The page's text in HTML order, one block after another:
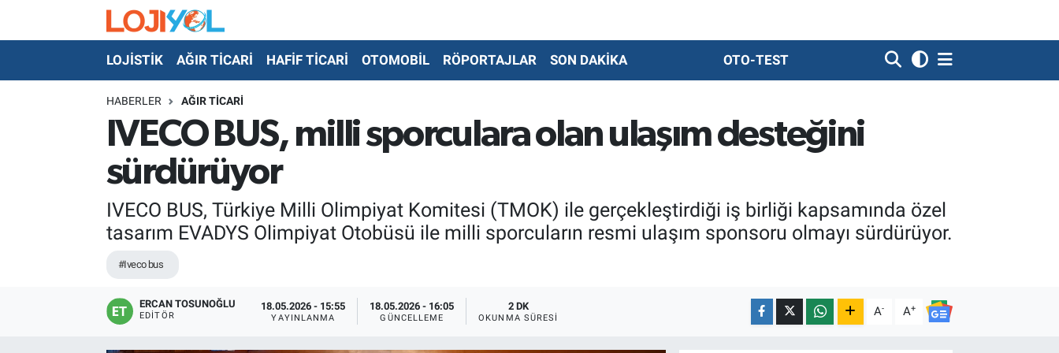
LOJİSTİK AĞIR TİCARİ HAFİF TİCARİ OTOMOBİL RÖPORTAJLAR SON DAKİKA OTO-TEST
HABERLER AĞIR TİCARİ
IVECO BUS, milli sporculara olan ulaşım desteğini
sürdürüyor
IVECO BUS, Türkiye Milli Olimpiyat Komitesi (TMOK) ile gerçekleştirdiği iş birliği kapsamında özel
tasarım EVADYS Olimpiyat Otobüsü ile milli sporcuların resmi ulaşım sponsoru olmayı sürdürüyor.
#Iveco bus
ERCAN TOSUNOĞLU
EDITÖR
18.05.2026 - 15:55
YAYINLANMA
18.05.2026 - 16:05
GÜNCELLEME
2 DK
OKUNMA SÜRESI A- A+
OTO-TEST